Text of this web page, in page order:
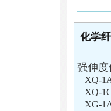
化学
强伸度
XQ-
XQ-
XG-